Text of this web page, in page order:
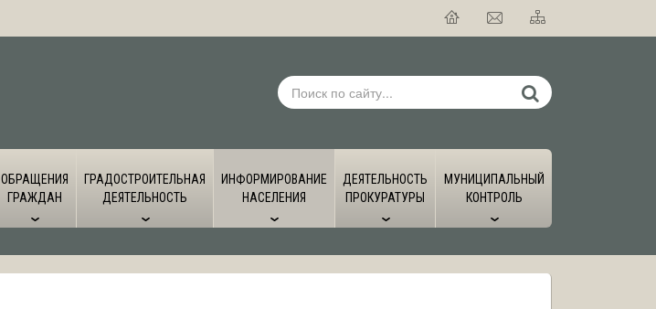
ОБРАЩЕНИЯ
ГРАЖДАН
ГРАДОСТРОИТЕЛЬНАЯ
ДЕЯТЕЛЬНОСТЬ
ИНФОРМИРОВАНИЕ
НАСЕЛЕНИЯ
ДЕЯТЕЛЬНОСТЬ
ПРОКУРАТУРЫ
МУНИЦИПАЛЬНЫЙ
КОНТРОЛЬ